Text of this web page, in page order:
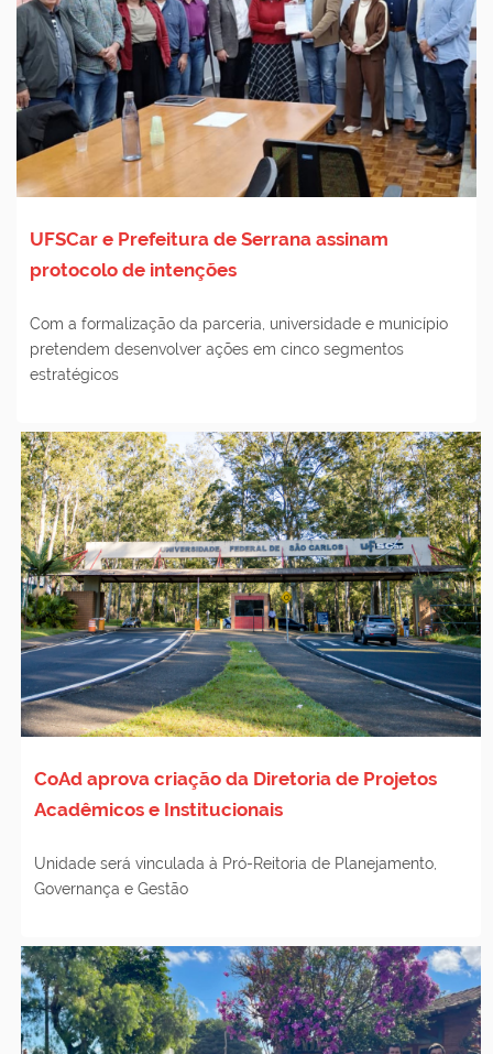
UFSCar e Prefeitura de Serrana assinam
protocolo de intenções
Com a formalização da parceria, universidade e município
pretendem desenvolver ações em cinco segmentos
estratégicos
CoAd aprova criação da Diretoria de Projetos
Acadêmicos e Institucionais
Unidade será vinculada à Pró-Reitoria de Planejamento,
Governança e Gestão